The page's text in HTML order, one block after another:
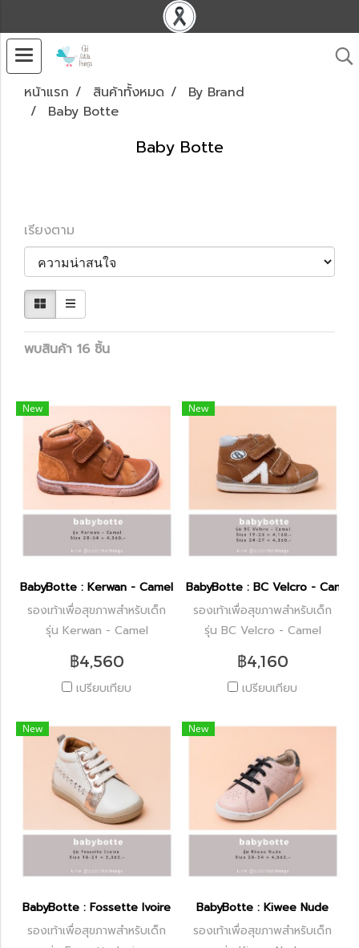
หน้าแรก สินค้าทั้งหมด
By Brand
Baby Botte
Baby Botte
เรียงตาม
พบสินค้า 16 ชิ้น
New
BabyBotte : Kerwan - Camel
รองเท้าเพื่อสุขภาพสำหรับเด็ก
รุ่น Kerwan - Camel
฿4,560
เปรียบเทียบ
New
BabyBotte : BC Velcro - Camel
รองเท้าเพื่อสุขภาพสำหรับเด็ก
รุ่น BC Velcro - Camel
฿4,160
เปรียบเทียบ
New
BabyBotte : Fossette Ivoire
รองเท้าเพื่อสุขภาพสำหรับเด็ก
New
BabyBotte : Kiwee Nude
รองเท้าเพื่อสุขภาพสำหรับเด็ก